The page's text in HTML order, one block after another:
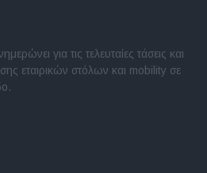
για τις τελευταίες τάσεις και
εταιρικών στόλων και mobility σε